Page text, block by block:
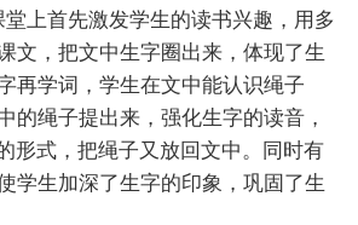
上首先激发学生的读书兴趣，用多
文，把文中生字圈出来，体现了生
再学词，学生在文中能认识绳子
的绳子提出来，强化生字的读音，
形式，把绳子又放回文中。同时有
学生加深了生字的印象，巩固了生